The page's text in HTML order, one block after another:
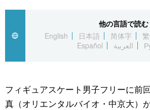
経済・ビジネス
国際
文化
トップ
アーカイブ
In-depth
Japan Data
動画/Live
スポーツ・東京2020
他の言語で読む
English
日本語 简体字
Español
العربية
フィギュアスケート男子フリーに前
真（オリエンタルバイオ・中京大）